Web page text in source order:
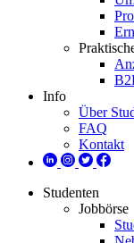
Info
Über
FAQ
Kontakt
Studenten
Jobbörse